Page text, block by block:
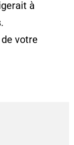
à
votre